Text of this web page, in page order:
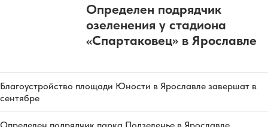
Определен подрядчик
озеленения у стадиона
«Спартаковец» в Ярославле
Благоустройство площади Юности в Ярославле завершат в
сентябре